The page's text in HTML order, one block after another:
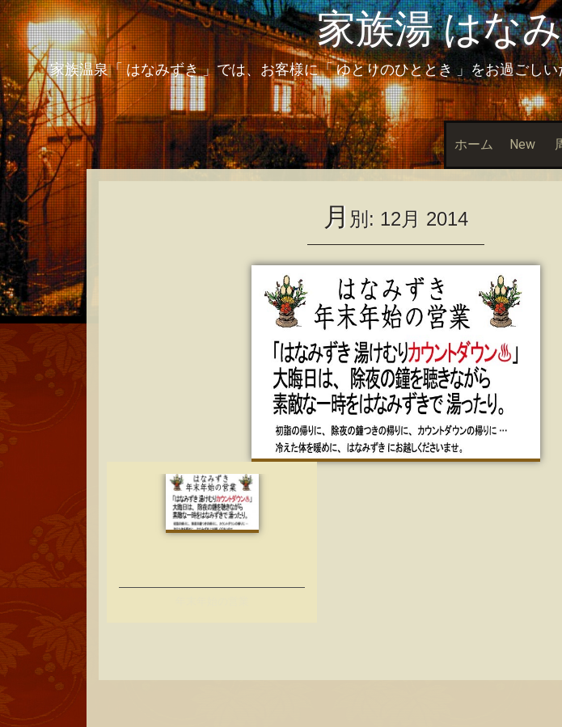
家族湯 はな
家族温泉「 はなみずき 」では、お客様に「 ゆとりのひととき 」をお過ごし
ホーム New
月 別: 12月 2014